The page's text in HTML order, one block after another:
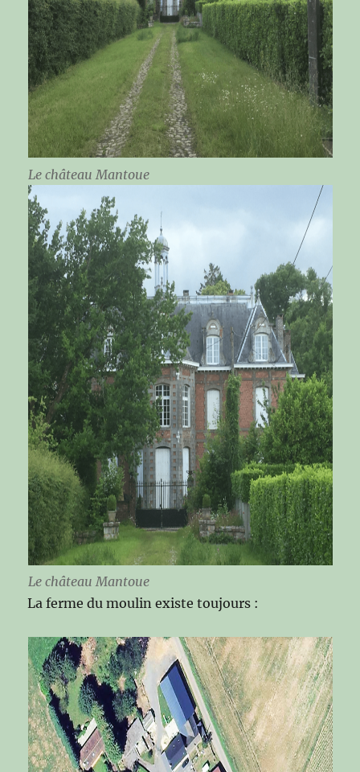
Le château Mantoue
Le château Mantoue
La ferme du moulin existe toujours :